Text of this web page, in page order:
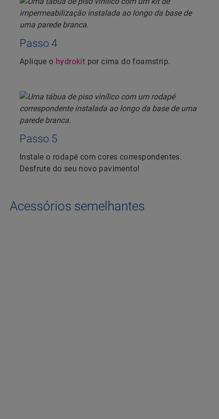
Passo 4
Aplique o hydrokit por cima do foamstrip.
Passo 5
Instale o rodapé com cores correspondentes.
Desfrute do seu novo pavimento!
Acessórios semelhantes